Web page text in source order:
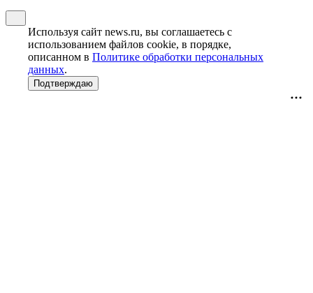
Используя сайт news.ru, вы соглашаетесь с
использованием файлов cookie, в порядке,
описанном в Политике обработки персональных
данных.
Подтверждаю